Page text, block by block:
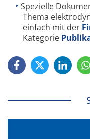
Spezielle
Thema
einfach mit der
Kategorie